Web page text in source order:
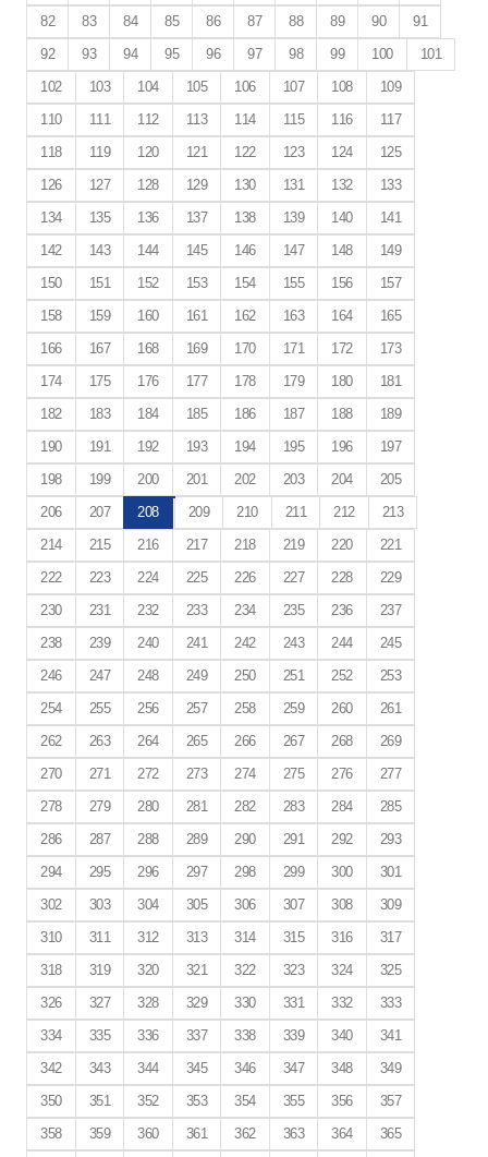
82 83 84 85 86 87 88 89 90
91
92
93 94 95 96 97 98 99 100
101
102
103 104 105 106 107 108
109
110
111 112 113 114 115 116
117
118
119 120 121 122 123 124
125
126
127 128 129 130 131 132
133
134
135 136 137 138 139 140
141
142
143 144 145 146 147 148
149
150
151 152 153 154 155 156
157
158
159 160 161 162 163 164
165
166
167 168 169 170 171 172
173
174
175 176 177 178 179 180
181
182
183 184 185 186 187 188
189
190
191 192 193 194 195 196
197
198
199 200 201 202 203 204
205
206
207 208 209 210 211 212
213
214
215 216 217 218 219 220
221
222
223 224 225 226 227 228
229
230
231 232 233 234 235 236
237
238
239 240 241 242 243 244
245
246
247 248 249 250 251 252
253
254
255 256 257 258 259 260
261
262
263 264 265 266 267 268
269
270
271 272 273 274 275 276
277
278
279 280 281 282 283 284
285
286
287 288 289 290 291 292
293
294
295 296 297 298 299 300
301
302
303 304 305 306 307 308
309
310
311 312 313 314 315 316
317
318
319 320 321 322 323 324
325
326
327 328 329 330 331 332
333
334
335 336 337 338 339 340
341
342
343 344 345 346 347 348
349
350
351 352 353 354 355 356
357
358
359 360 361 362 363 364
365